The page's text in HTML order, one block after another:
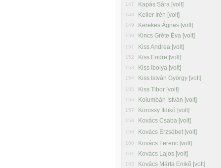
147 Kapás Sára [volt]
148 Keller Irén [volt]
149 Kerekes Ágnes [volt]
150 Kincs Gréte Éva [volt]
151 Kiss Andrea [volt]
152 Kiss Endre [volt]
153 Kiss Ibolya [volt]
154 Kiss István György [volt]
155 Kiss Tibor [volt]
156 Kolumbán István [volt]
157 Körössy Ildikó [volt]
158 Kovács Csaba [volt]
159 Kovács Erzsébet [volt]
160 Kovács Ferenc [volt]
161 Kovács Lajos [volt]
162 Kovács Márta Enikõ [volt]